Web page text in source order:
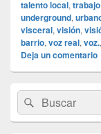
talento local,
underground,
visceral, visión,
barrio, voz real, voz.,
Deja un comentario
área
de
widget
Buscar
por:
Buscar